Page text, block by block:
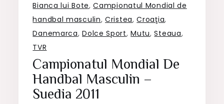
Bianca lui Bote,Campionatul Mondial de
handbal masculin,Cristea,Croaţia,
Danemarca,Dolce Sport,Mutu,Steaua,
TVR
Campionatul Mondial De
Handbal Masculin –
Suedia 2011